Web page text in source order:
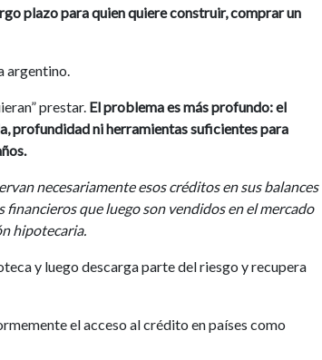
plazo para quien quiere construir, comprar un
argentino.
prestar. El problema es más profundo: el
profundidad ni herramientas suficientes para
necesariamente esos créditos en sus balances
que luego son vendidos en el mercado
hipotecaria.
y luego descarga parte del riesgo y recupera
el acceso al crédito en países como